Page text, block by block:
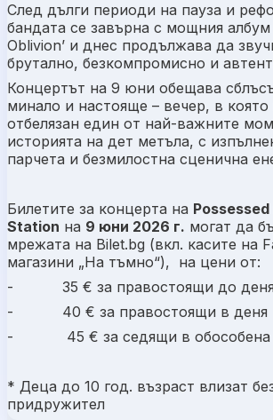
След дълги периоди на пауза и
бандата се завърна с мощния албум
Oblivion’ и днес продължава да
брутално, безкомпромисно и
Концертът на 9 юни обещава
минало и настояще – вечер, в
отбелязан един от най-важните
историята на дет метъла, с
парчета и безмилостна сценична
Билетите за концерта на Possessed
Station на 9 юни 2026 г. могат да
мрежата на Bilet.bg (вкл. касите на
магазини „На тъмно“), на цени от:
-
35 € за правостоящи до
-
40 € за правостоящи в деня
-
45 € за седящи в обособена
* Деца до 10 год. възраст влизат
придружител